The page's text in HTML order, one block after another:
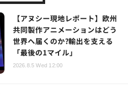
【アヌシー現地レポート】欧州
共同製作アニメーションはどう
世界へ届くのか?輸出を支える
「最後の1マイル」
2026.8.5 Wed 12:00